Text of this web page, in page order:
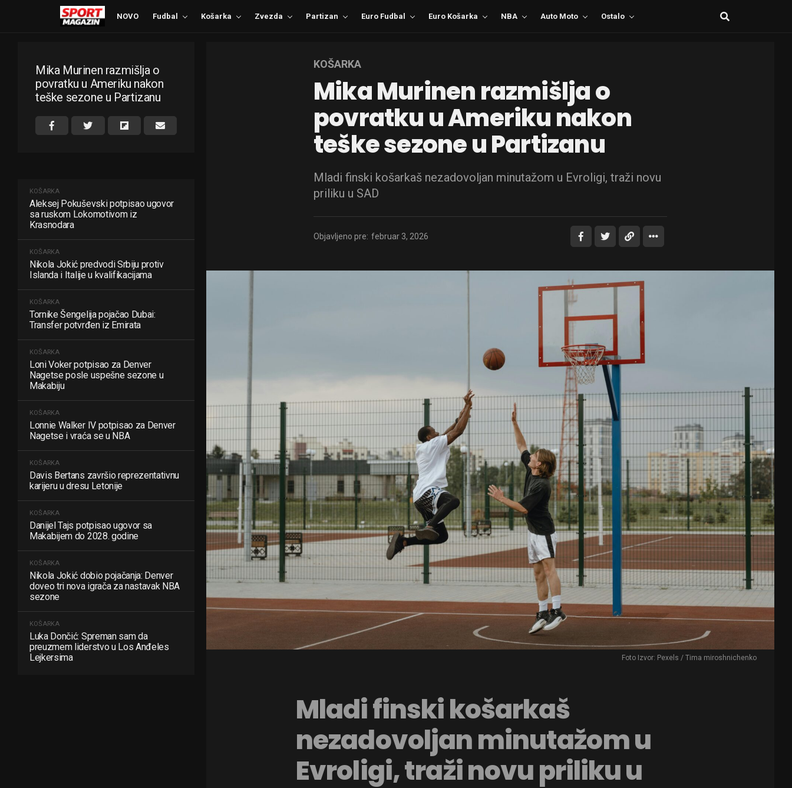
NOVO Fudbal Košarka Zvezda Partizan Euro Fudbal Euro Košarka NBA Auto Moto Ostalo
Mika Murinen razmišlja o
povratku u Ameriku nakon
teške sezone u Partizanu
KOŠARKA
Aleksej Pokuševski potpisao ugovor
sa ruskom Lokomotivom iz
Krasnodara
KOŠARKA
Nikola Jokić predvodi Srbiju protiv
Islanda i Italije u kvalifikacijama
KOŠARKA
Tornike Šengelija pojačao Dubai:
Transfer potvrđen iz Emirata
KOŠARKA
Loni Voker potpisao za Denver
Nagetse posle uspešne sezone u
Makabiju
KOŠARKA
Lonnie Walker IV potpisao za Denver
Nagetse i vraća se u NBA
KOŠARKA
Davis Bertans završio reprezentativnu
karijeru u dresu Letonije
KOŠARKA
Danijel Tajs potpisao ugovor sa
Makabijem do 2028. godine
KOŠARKA
Nikola Jokić dobio pojačanja: Denver
doveo tri nova igrača za nastavak NBA
sezone
KOŠARKA
Luka Dončić: Spreman sam da
preuzmem liderstvo u Los Anđeles
Lejkersima
KOŠARKA
Mika Murinen razmišlja o
povratku u Ameriku nakon
teške sezone u Partizanu
Mladi finski košarkaš nezadovoljan minutažom u Evroligi, traži novu
priliku u SAD
Objavljeno pre: februar 3, 2026
Foto Izvor: Pexels / Tima miroshnichenko
Mladi finski košarkaš
nezadovoljan minutažom u
Evroligi, traži novu priliku u